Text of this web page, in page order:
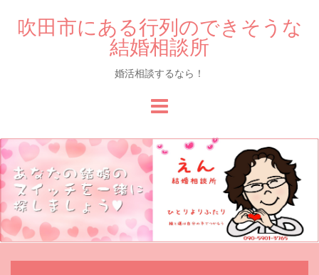
吹田市にある行列のできそうな
結婚相談所
婚活相談するなら！
to
content